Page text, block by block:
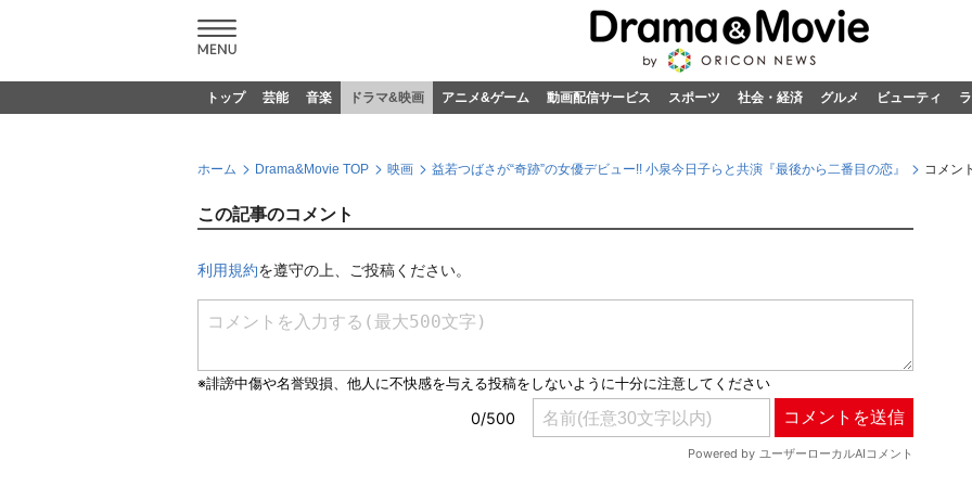
トップ 芸能 音楽 ドラマ&映画 アニメ&ゲーム 動画配信サービス スポーツ 社会・経済 グルメ ビューティ
ホーム Drama&Movie TOP 映画 益若つばさが“奇跡”の女優デビュー!! 小泉今日子らと共演『最後から二番目の恋』 コメント
この記事のコメント
利用規約を遵守の上、ご投稿ください。